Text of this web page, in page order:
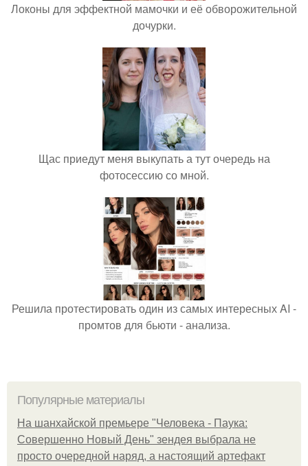
Локоны для эффектной мамочки и её обворожительной
дочурки.
Щас приедут меня выкупать а тут очередь на
фотосессию со мной.
Решила протестировать один из самых интересных AI -
промтов для бьюти - анализа.
Популярные материалы
На шанхайской премьере "Человека - Паука:
Совершенно Новый День" зендея выбрала не
просто очередной наряд, а настоящий артефакт